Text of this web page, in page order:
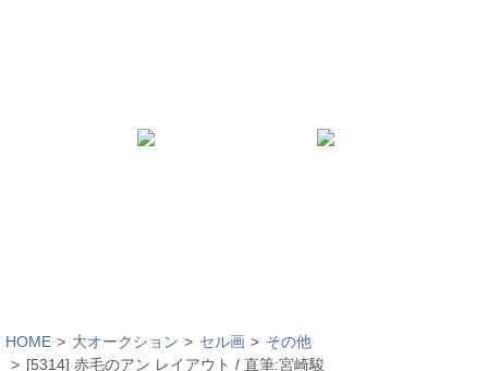
HOME 大オークション セル画
その他
[5314] 赤毛のアン レイアウト / 直筆:宮崎駿